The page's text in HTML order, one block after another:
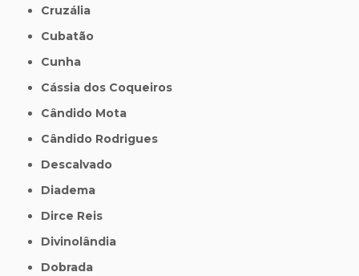
Cruzália
Cubatão
Cunha
Cássia dos Coqueiros
Cândido Mota
Cândido Rodrigues
Descalvado
Diadema
Dirce Reis
Divinolândia
Dobrada